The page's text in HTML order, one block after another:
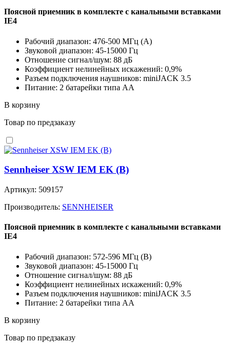
Поясной приемник в комплекте с канальными вставками
IE4
Рабочий диапазон: 476-500 MГц (A)
Звуковой диапазон: 45-15000 Гц
Отношение сигнал/шум: 88 дБ
Коэффициент нелинейных искажений: 0,9%
Разъем подключения наушников: miniJACK 3.5
Питание: 2 батарейки типа АА
В корзину
Товар по предзаказу
Sennheiser XSW IEM EK (B)
Артикул: 509157
Производитель: SENNHEISER
Поясной приемник в комплекте с канальными вставками
IE4
Рабочий диапазон: 572-596 MГц (B)
Звуковой диапазон: 45-15000 Гц
Отношение сигнал/шум: 88 дБ
Коэффициент нелинейных искажений: 0,9%
Разъем подключения наушников: miniJACK 3.5
Питание: 2 батарейки типа АА
В корзину
Товар по предзаказу